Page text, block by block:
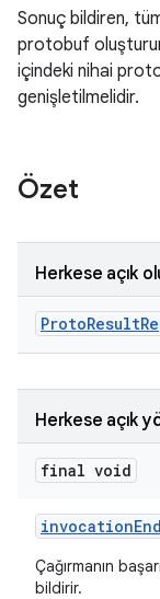
Sonuç bildiren,
protobuf
içindeki nihai
genişletilmelidir.
Özet
Herkese açık
ProtoResult
Herkese açık
final void
invocation
Çağırmanın
bildirir.